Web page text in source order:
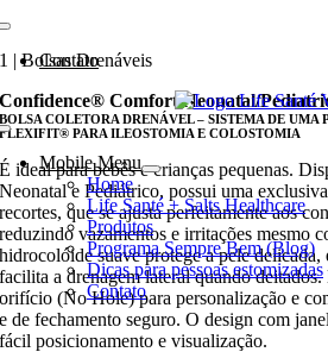
Ir
Contato
Mobile Menu
Home
Life Santé + Salts Healthcare
Produtos
Programa Sempre Bem (Blog)
Dicas para pessoas estomizadas
Contato
1 | Bolsas Drenáveis
Confidence® Comfort Neonatal/
BOLSA COLETORA DRENÁVEL – SISTEMA DE UMA
FLEXIFIT® PARA ILEOSTOMIA E COLOSTOMIA
É ideal para bebês e crianças pequenas.
Neonatal e Pediátrico, possui uma
recortes, que se ajusta perfeitamente aos
reduzindo vazamentos e irritações mesmo
hidrocolóide suave protege a pele
facilita a drenagem lateral quando
orifício (No Hole) para personalização e
e de fechamento seguro. O design com
fácil posicionamento e visualização.